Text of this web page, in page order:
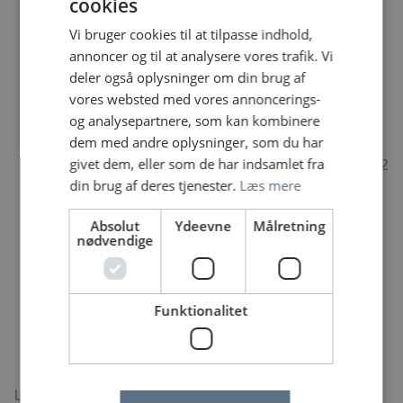
uddannelsesansvarlig.
Tæt samarbejde med afsnittets kliniske
sygeplejespecialister og de teamansvarlige
sygeplejersker
Regionens kardiologiske uddannelsesforløb
Modul I (11 kursusdage over 4 uger) efter 3-6
måneders ansættelse.
Modul II (11 kursusdage over 4 uger) efter ca. 2
års ansættelse
Weekendarbejde hver 3. weekend
8 aften- og/eller nattevagter på 4 uger – samt
indflydelse på egen vagtplanlægning
Løbende kompetenceudvikling - herunder
undervisning, temadage og sygeplejekonferencer
En velfungerende, kompetent og engageret
personalegruppe, som glæder sig til at byde dig
velkommen
Lyder det som noget for dig? Så glæder vi os til at
Vi bruger cookies til at tilpasse indhold,
annoncer og til at analysere vores trafik. Vi
deler også oplysninger om din brug af
vores websted med vores annoncerings-
og analysepartnere, som kan kombinere
dem med andre oplysninger, som du har
givet dem, eller som de har indsamlet fra
din brug af deres tjenester. Læs mere
Absolut
nødvendige
Ydeevne Målretning
Funktionalitet